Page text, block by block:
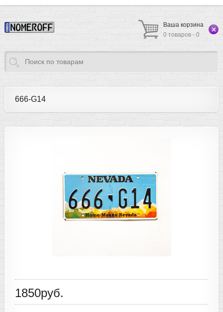
Ваша корзина
0 товаров - 0
666-G14
1850руб.